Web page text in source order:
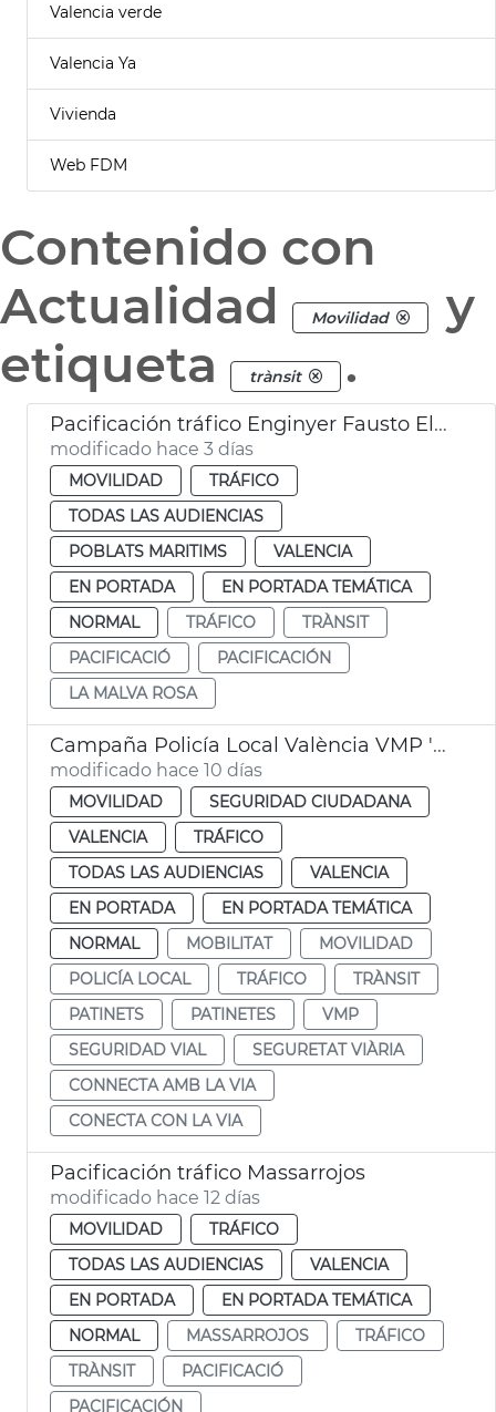
Valencia verde
Valencia Ya
Vivienda
Web FDM
Contenido con
Actualidad
Movilidad
y
etiqueta
trànsit .
Pacificación tráfico Enginyer Fausto Elío València
modificado hace 3 días
MOVILIDAD
TRÁFICO
TODAS LAS AUDIENCIAS
POBLATS MARITIMS
VALENCIA
EN PORTADA
EN PORTADA TEMÁTICA
NORMAL
TRÁFICO
TRÀNSIT
PACIFICACIÓ
PACIFICACIÓN
LA MALVA ROSA
Campaña Policía Local València VMP 'Conecta con la vía'
modificado hace 10 días
MOVILIDAD
SEGURIDAD CIUDADANA
VALENCIA
TRÁFICO
TODAS LAS AUDIENCIAS
VALENCIA
EN PORTADA
EN PORTADA TEMÁTICA
NORMAL
MOBILITAT
MOVILIDAD
POLICÍA LOCAL
TRÁFICO
TRÀNSIT
PATINETS
PATINETES
VMP
SEGURIDAD VIAL
SEGURETAT VIÀRIA
CONNECTA AMB LA VIA
CONECTA CON LA VIA
Pacificación tráfico Massarrojos
modificado hace 12 días
MOVILIDAD
TRÁFICO
TODAS LAS AUDIENCIAS
VALENCIA
EN PORTADA
EN PORTADA TEMÁTICA
NORMAL
MASSARROJOS
TRÁFICO
TRÀNSIT
PACIFICACIÓ
PACIFICACIÓN